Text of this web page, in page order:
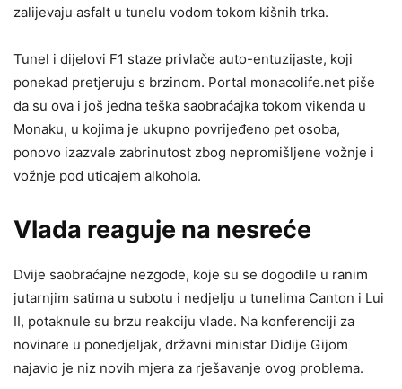
zalijevaju asfalt u tunelu vodom tokom kišnih trka.
Tunel i dijelovi F1 staze privlače auto-entuzijaste, koji
ponekad pretjeruju s brzinom. Portal monacolife.net piše
da su ova i još jedna teška saobraćajka tokom vikenda u
Monaku, u kojima je ukupno povrijeđeno pet osoba,
ponovo izazvale zabrinutost zbog nepromišljene vožnje i
vožnje pod uticajem alkohola.
Vlada reaguje na nesreće
Dvije saobraćajne nezgode, koje su se dogodile u ranim
jutarnjim satima u subotu i nedjelju u tunelima Canton i Lui
II, potaknule su brzu reakciju vlade. Na konferenciji za
novinare u ponedjeljak, državni ministar Didije Gijom
najavio je niz novih mjera za rješavanje ovog problema.